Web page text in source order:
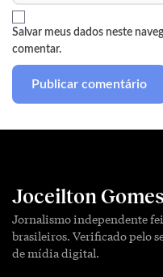
Salvar meus dados neste
comentar.
Joceilton Gomes
Jornalismo independente
brasileiros. Verificado pelo
de mídia digital.